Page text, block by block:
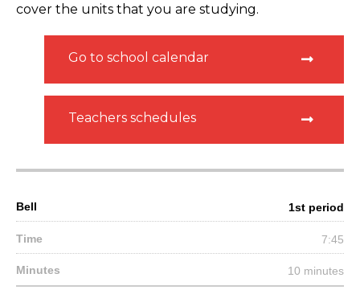
cover the units that you are studying.
Go to school calendar
Teachers schedules
1st period
7:45
10 minutes